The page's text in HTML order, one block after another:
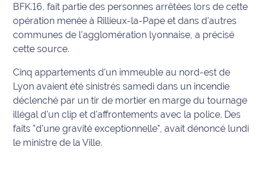
Info
route
Loisirs
Météo
Politique
BFK.16, fait partie des personnes arrêtées lors de cette
opération menée à Rillieux-la-Pape et dans d'autres
communes de l'agglomération lyonnaise, a précisé
cette source.
Cinq appartements d'un immeuble au nord-est de
Lyon avaient été sinistrés samedi dans un incendie
déclenché par un tir de mortier en marge du tournage
illégal d'un clip et d'affrontements avec la police. Des
faits "d'une gravité exceptionnelle", avait dénoncé lundi
le ministre de la Ville.